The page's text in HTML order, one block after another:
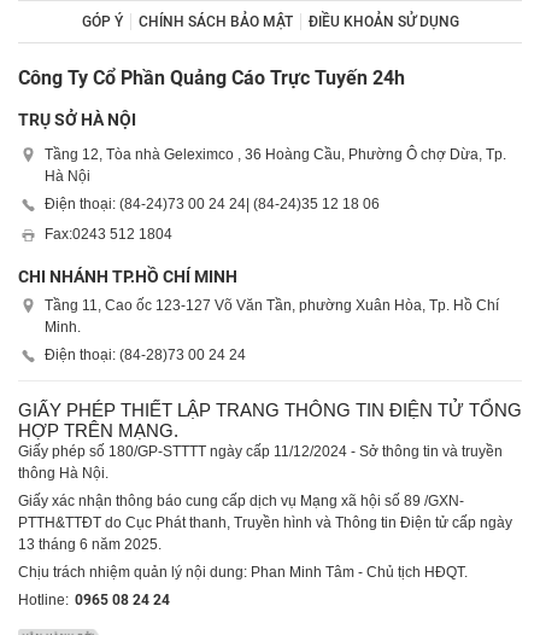
GÓP Ý CHÍNH SÁCH BẢO MẬT ĐIỀU KHOẢN SỬ DỤNG
Công Ty Cổ Phần Quảng Cáo Trực Tuyến 24h
TRỤ SỞ HÀ NỘI
Tầng 12, Tòa nhà Geleximco , 36 Hoàng Cầu, Phường Ô chợ Dừa, Tp.
Hà Nội
Điện thoại: (84-24)73 00 24 24 | (84-24)35 12 18 06
Fax:0243 512 1804
CHI NHÁNH TP.HỒ CHÍ MINH
Tầng 11, Cao ốc 123-127 Võ Văn Tần, phường Xuân Hòa, Tp. Hồ Chí
Minh.
Điện thoại: (84-28)73 00 24 24
GIẤY PHÉP THIẾT LẬP TRANG THÔNG TIN ĐIỆN TỬ TỔNG
HỢP TRÊN MẠNG.
Giấy phép số 180/GP-STTTT ngày cấp 11/12/2024 - Sở thông tin và truyền
thông Hà Nội.
Giấy xác nhận thông báo cung cấp dịch vụ Mạng xã hội số 89 /GXN-
PTTH&TTĐT do Cục Phát thanh, Truyền hình và Thông tin Điện tử cấp ngày
13 tháng 6 năm 2025.
Chịu trách nhiệm quản lý nội dung: Phan Minh Tâm - Chủ tịch HĐQT.
Hotline: 0965 08 24 24